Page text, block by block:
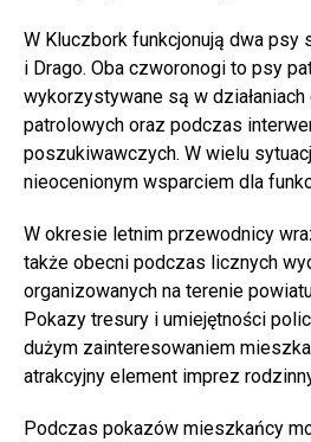
W Kluczbork funkcjonują dwa psy
i Drago. Oba czworonogi to psy
wykorzystywane są w działaniach
patrolowych oraz podczas
poszukiwawczych. W wielu
nieocenionym wsparciem dla
W okresie letnim przewodnicy
także obecni podczas licznych
organizowanych na terenie
Pokazy tresury i umiejętności
dużym zainteresowaniem
atrakcyjny element imprez
Podczas pokazów mieszkańcy